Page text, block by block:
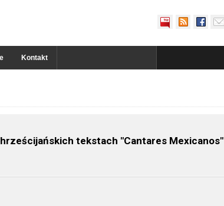
Kontakt
tekstach "Cantares Mexicanos"